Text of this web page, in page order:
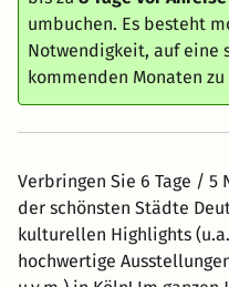
umbuchen. Es besteht
Notwendigkeit, auf eine
kommenden Monaten
Verbringen Sie 6 Tage / 5 Nächte als
der schönsten Städte
kulturellen Highlights
hochwertige